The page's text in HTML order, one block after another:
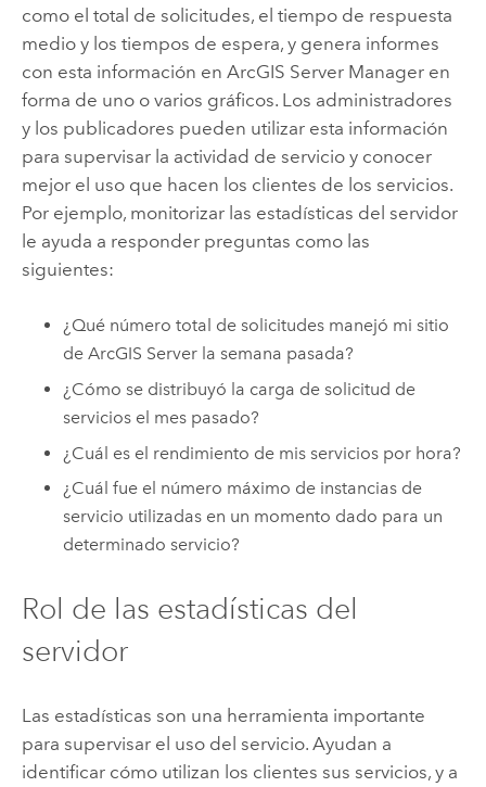
como el total de solicitudes, el tiempo de respuesta
medio y los tiempos de espera, y genera informes
con esta información en ArcGIS ServerManager en
forma de uno o varios gráficos. Los administradores
y los publicadores pueden utilizar esta información
para supervisar la actividad de servicio y conocer
mejor el uso que hacen los clientes de los servicios.
Por ejemplo, monitorizar las estadísticas del servidor
le ayuda a responder preguntas como las
siguientes:
¿Qué número total de solicitudes manejó mi sitio
deArcGIS Server la semana pasada?
¿Cómo se distribuyó la carga de solicitud de
servicios el mes pasado?
¿Cuál es el rendimiento de mis servicios por hora?
¿Cuál fue el número máximo de instancias de
servicio utilizadas en un momento dado para un
determinado servicio?
Rol de las estadísticas del
servidor
Las estadísticas son una herramienta importante
para supervisar el uso del servicio. Ayudan a
identificar cómo utilizan los clientes sus servicios, y a